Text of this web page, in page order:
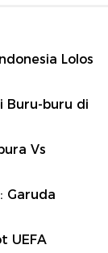
Lolos
Buru-buru di
Vs
Garuda
UEFA